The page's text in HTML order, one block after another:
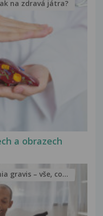
a obrazech
na zdravá játra?
gravis – vše, co...